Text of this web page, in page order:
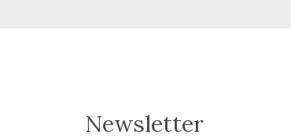
Newsletter